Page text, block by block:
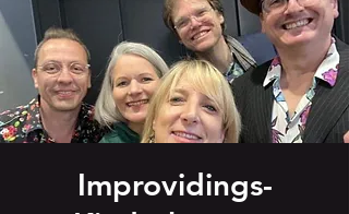
Improvidings-